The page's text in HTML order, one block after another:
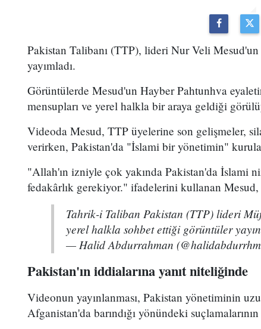
Pakistan Talibanı (TTP), lideri Nur Veli
yayımladı.
Görüntülerde Mesud'un Hayber Pahtunhva
mensupları ve yerel halkla bir araya geldiği
Videoda Mesud, TTP üyelerine son gelişmeler,
verirken, Pakistan'da "İslami bir yönetimin"
"Allah'ın izniyle çok yakında Pakistan'da İslami
fedakârlık gerekiyor." ifadelerini kullanan Mesud,
Tahrik-i Taliban Pakistan (TTP) lideri
yerel halkla sohbet ettiği görüntüler
— Halid Abdurrahman
Pakistan'ın iddialarına yanıt niteliğinde
Videonun yayınlanması, Pakistan yönetiminin
Afganistan'da barındığı yönündeki